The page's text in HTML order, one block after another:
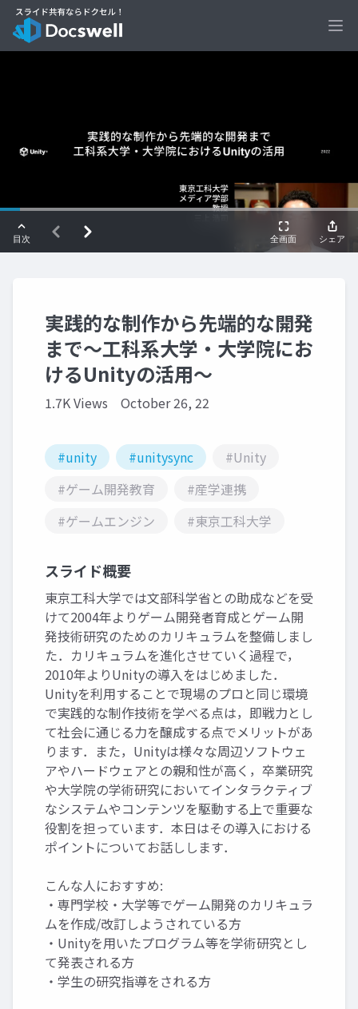
実践的な制作から先端的な開発
まで～工科系大学・大学院にお
けるUnityの活用～
1.7K Views October 26, 22
#unity #unitysync
#Unity
#ゲーム開発教育
#産学連携
#ゲームエンジン
#東京工科大学
スライド概要
東京工科大学では文部科学省との助成などを受
けて2004年よりゲーム開発者育成とゲーム開
発技術研究のためのカリキュラムを整備しまし
た．カリキュラムを進化させていく過程で，
2010年よりUnityの導入をはじめました．
Unityを利用することで現場のプロと同じ環境
で実践的な制作技術を学べる点は，即戦力とし
て社会に通じる力を醸成する点でメリットがあ
ります．また，Unityは様々な周辺ソフトウェ
アやハードウェアとの親和性が高く，卒業研究
や大学院の学術研究においてインタラクティブ
なシステムやコンテンツを駆動する上で重要な
役割を担っています．本日はその導入における
ポイントについてお話しします．
こんな人におすすめ:
・専門学校・大学等でゲーム開発のカリキュラ
ムを作成/改訂しようされている方
・Unityを用いたプログラム等を学術研究とし
て発表される方
・学生の研究指導をされる方